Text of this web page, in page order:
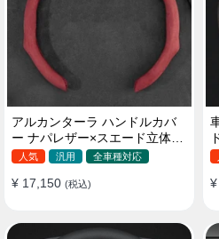
アルカンターラ ハンドルカバ
ー ナパレザー×スエード立体デ
ザイン 四季汎用 O/D型兼用 38-
人気 汎用 全車種対応
¥ 17,150 (税込)